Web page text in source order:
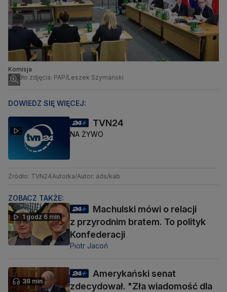
Komisja
Źródło zdjęcia: PAP/Leszek Szymański
DOWIEDZ SIĘ WIĘCEJ:
TVN24
NA ŻYWO
Źródło: TVN24 Autorka/Autor: ads/kab
ZOBACZ TAKŻE:
1 godz 6 min
Machulski mówi o relacji
z przyrodnim bratem. To polityk
Konfederacji
Piotr Jacoń
38 min
Amerykański senat
zdecydował. "Zła wiadomość dla